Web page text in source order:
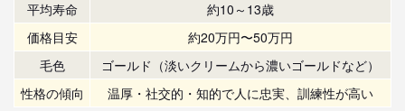
平均寿命
約10～13歳
価格目安
約20万円〜50万円
毛色
ゴールド（淡いクリームから濃いゴールドなど）
性格の傾向
温厚・社交的・知的で人に忠実、訓練性が高い